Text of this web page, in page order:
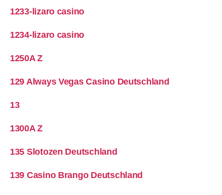
1233-lizaro casino
1234-lizaro casino
1250A Z
129 Always Vegas Casino Deutschland
13
1300A Z
135 Slotozen Deutschland
139 Casino Brango Deutschland